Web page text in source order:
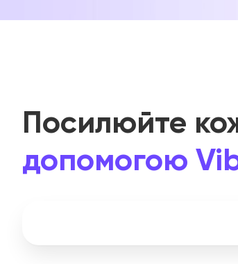
Посилюйте
допомогою